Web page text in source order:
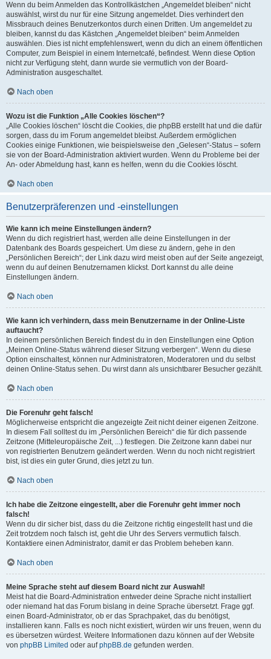
Wenn du beim Anmelden das Kontrollkästchen „Angemeldet bleiben“ nicht
auswählst, wirst du nur für eine Sitzung angemeldet. Dies verhindert den
Missbrauch deines Benutzerkontos durch einen Dritten. Um angemeldet zu
bleiben, kannst du das Kästchen „Angemeldet bleiben“ beim Anmelden
auswählen. Dies ist nicht empfehlenswert, wenn du dich an einem öffentlichen
Computer, zum Beispiel in einem Internetcafé, befindest. Wenn diese Option
nicht zur Verfügung steht, dann wurde sie vermutlich von der Board-
Administration ausgeschaltet.
Nach oben
Wozu ist die Funktion „Alle Cookies löschen“?
„Alle Cookies löschen“ löscht die Cookies, die phpBB erstellt hat und die dafür
sorgen, dass du im Forum angemeldet bleibst. Außerdem ermöglichen
Cookies einige Funktionen, wie beispielsweise den „Gelesen“-Status – sofern
sie von der Board-Administration aktiviert wurden. Wenn du Probleme bei der
An- oder Abmeldung hast, kann es helfen, wenn du die Cookies löscht.
Nach oben
Benutzerpräferenzen und -einstellungen
Wie kann ich meine Einstellungen ändern?
Wenn du dich registriert hast, werden alle deine Einstellungen in der
Datenbank des Boards gespeichert. Um diese zu ändern, gehe in den
„Persönlichen Bereich“; der Link dazu wird meist oben auf der Seite angezeigt,
wenn du auf deinen Benutzernamen klickst. Dort kannst du alle deine
Einstellungen ändern.
Nach oben
Wie kann ich verhindern, dass mein Benutzername in der Online-Liste
auftaucht?
In deinem persönlichen Bereich findest du in den Einstellungen eine Option
„Meinen Online-Status während dieser Sitzung verbergen“. Wenn du diese
Option einschaltest, können nur Administratoren, Moderatoren und du selbst
deinen Online-Status sehen. Du wirst dann als unsichtbarer Besucher gezählt.
Nach oben
Die Forenuhr geht falsch!
Möglicherweise entspricht die angezeigte Zeit nicht deiner eigenen Zeitzone.
In diesem Fall solltest du im „Persönlichen Bereich“ die für dich passende
Zeitzone (Mitteleuropäische Zeit, ...) festlegen. Die Zeitzone kann dabei nur
von registrierten Benutzern geändert werden. Wenn du noch nicht registriert
bist, ist dies ein guter Grund, dies jetzt zu tun.
Nach oben
Ich habe die Zeitzone eingestellt, aber die Forenuhr geht immer noch
falsch!
Wenn du dir sicher bist, dass du die Zeitzone richtig eingestellt hast und die
Zeit trotzdem noch falsch ist, geht die Uhr des Servers vermutlich falsch.
Kontaktiere einen Administrator, damit er das Problem beheben kann.
Nach oben
Meine Sprache steht auf diesem Board nicht zur Auswahl!
Meist hat die Board-Administration entweder deine Sprache nicht installiert
oder niemand hat das Forum bislang in deine Sprache übersetzt. Frage ggf.
einen Board-Administrator, ob er das Sprachpaket, das du benötigst,
installieren kann. Falls es noch nicht existiert, würden wir uns freuen, wenn du
es übersetzen würdest. Weitere Informationen dazu können auf der Website
von phpBB Limited oder aufphpBB.de gefunden werden.